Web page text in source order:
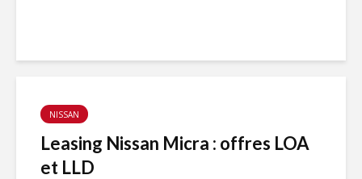
NISSAN
Leasing Nissan Micra : offres LOA
et LLD